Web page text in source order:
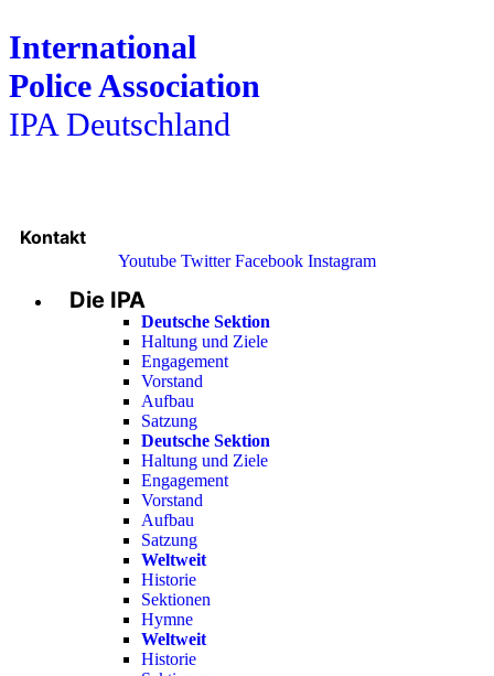
International
Police Association
IPA Deutschland
Kontakt
Youtube Twitter Facebook Instagram
Menu
Die IPA
Deutsche Sektion
Haltung und Ziele
Engagement
Vorstand
Aufbau
Satzung
Deutsche Sektion
Haltung und Ziele
Engagement
Vorstand
Aufbau
Satzung
Weltweit
Historie
Sektionen
Hymne
Weltweit
Historie